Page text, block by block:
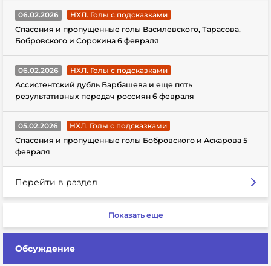
06.02.2026
НХЛ. Голы с подсказками
Спасения и пропущенные голы Василевского, Тарасова,
Бобровского и Сорокина 6 февраля
06.02.2026
НХЛ. Голы с подсказками
Ассистентский дубль Барбашева и еще пять
результативных передач россиян 6 февраля
05.02.2026
НХЛ. Голы с подсказками
Спасения и пропущенные голы Бобровского и Аскарова 5
февраля
Перейти в раздел
Показать еще
Обсуждение